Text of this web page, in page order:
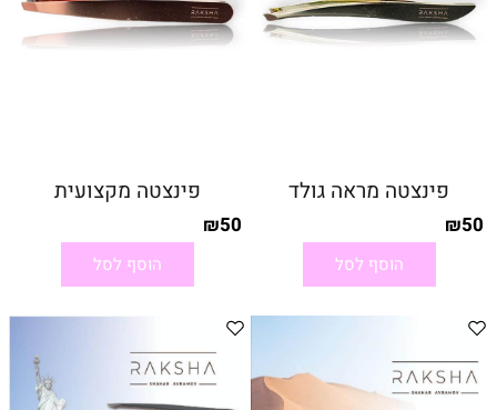
פינצטה מראה גולד
₪50
הוסף לסל
פינצטה מקצועית
₪50
הוסף לסל